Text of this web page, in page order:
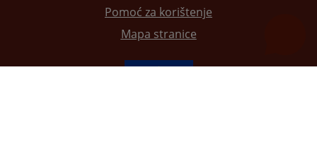
Pomoć za korištenje
Mapa stranice